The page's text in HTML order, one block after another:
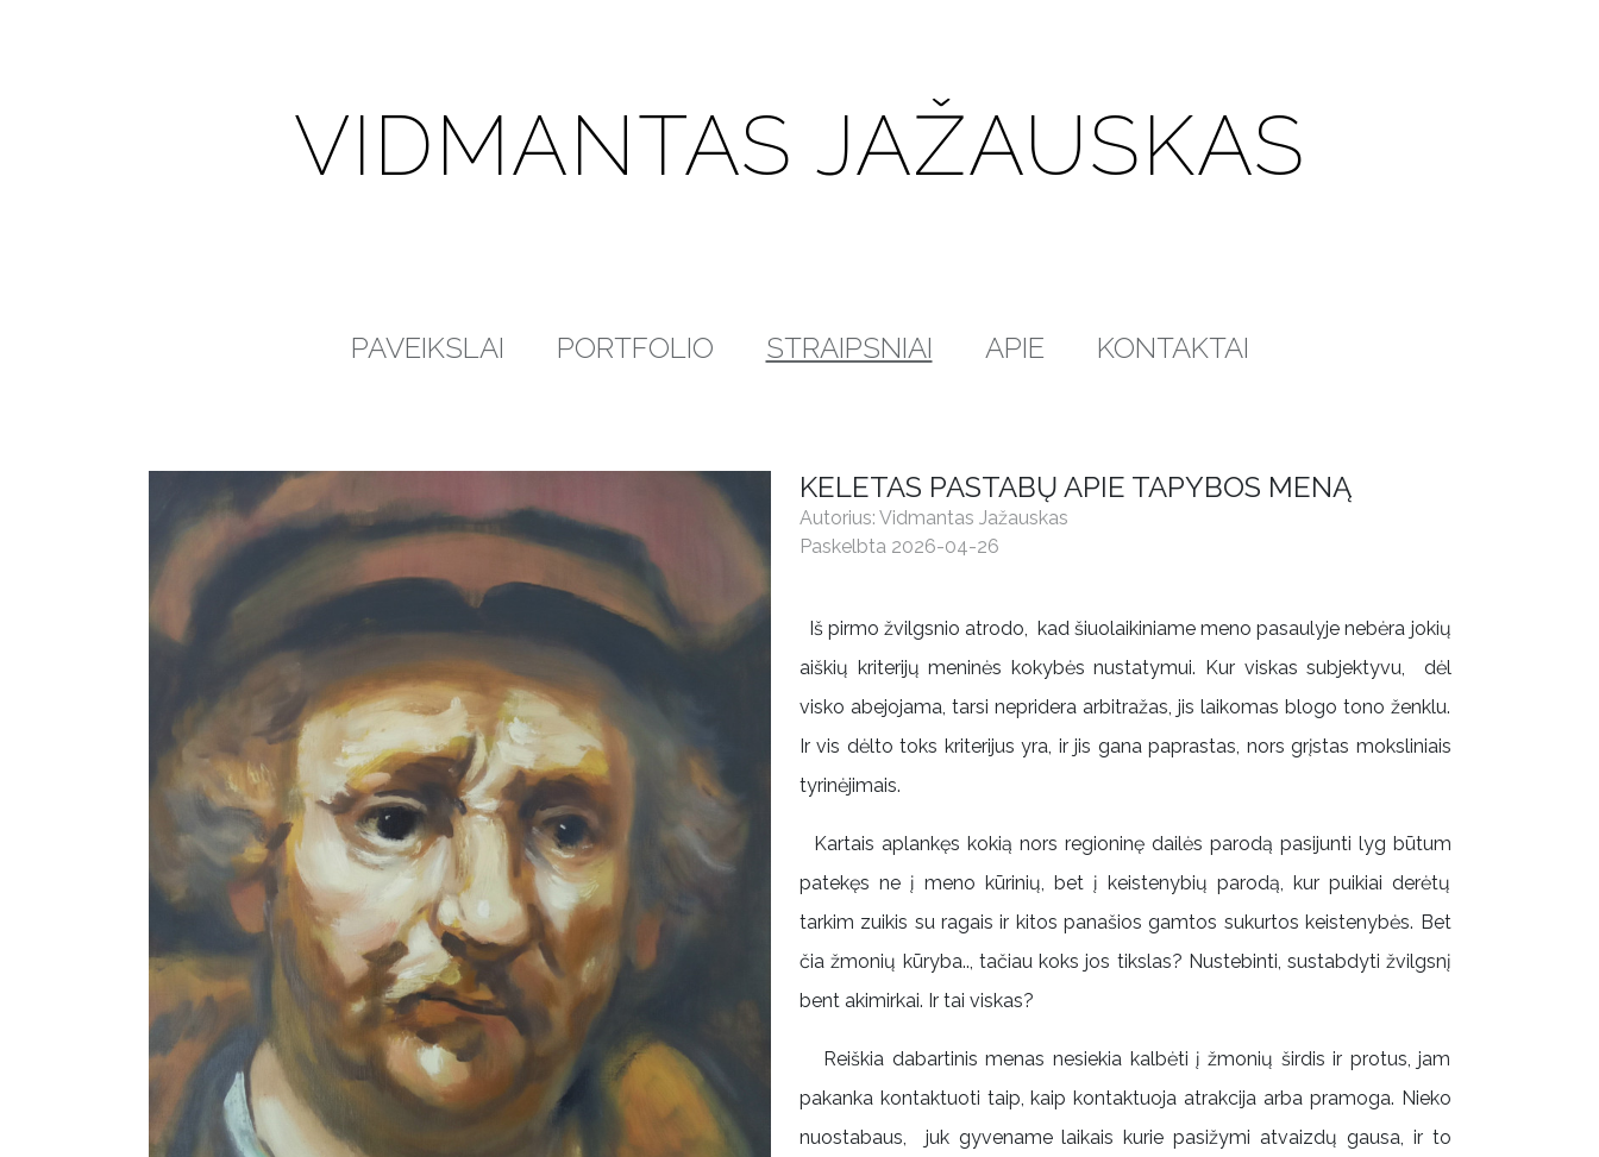
VIDMANTAS JAŽAUSKAS
PAVEIKSLAI PORTFOLIO STRAIPSNIAI APIE KONTAKTAI
KELETAS PASTABŲ APIE TAPYBOS MENĄ
Autorius: Vidmantas Jažauskas
Paskelbta 2026-04-26
Iš pirmo žvilgsnio atrodo, kad šiuolaikiniame meno pasaulyje nebėra jokių
aiškių kriterijų meninės kokybės nustatymui. Kur viskas subjektyvu, dėl
visko abejojama, tarsi nepridera arbitražas, jis laikomas blogo tono ženklu.
Ir vis dėlto toks kriterijus yra, ir jis gana paprastas, nors grįstas moksliniais
tyrinėjimais.
Kartais aplankęs kokią nors regioninę dailės parodą pasijunti lyg būtum
patekęs ne į meno kūrinių, bet į keistenybių parodą, kur puikiai derėtų
tarkim zuikis su ragais ir kitos panašios gamtos sukurtos keistenybės. Bet
čia žmonių kūryba.., tačiau koks jos tikslas? Nustebinti, sustabdyti žvilgsnį
bent akimirkai. Ir tai viskas?
Reiškia dabartinis menas nesiekia kalbėti į žmonių širdis ir protus, jam
pakanka kontaktuoti taip, kaip kontaktuoja atrakcija arba pramoga. Nieko
nuostabaus, juk gyvename laikais kurie pasižymi atvaizdų gausa, ir to